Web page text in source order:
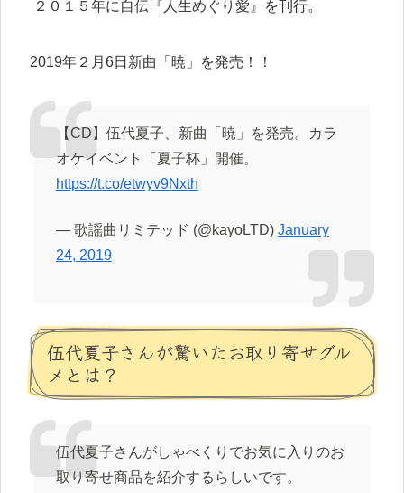
２０１５年に自伝『人生めぐり愛』を刊行。
2019年２月6日新曲「暁」を発売！！
【CD】伍代夏子、新曲「暁」を発売。カラ
オケイベント「夏子杯」開催。
https://t.co/etwyv9Nxth
— 歌謡曲リミテッド (@kayoLTD) January
24, 2019
伍代夏子さんが驚いたお取り寄せグル
メとは？
伍代夏子さんがしゃべくりでお気に入りのお
取り寄せ商品を紹介するらしいです。